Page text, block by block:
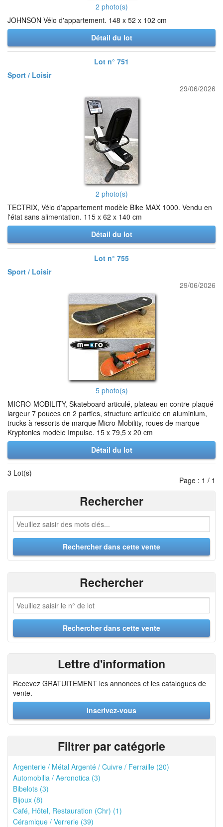
2 photo(s)
JOHNSON Vélo d'appartement. 148 x 52 x 102 cm
Détail du lot
Lot n° 751
Sport / Loisir
29/06/2026
2 photo(s)
TECTRIX, Vélo d'appartement modèle Bike MAX 1000. Vendu en
l'état sans alimentation. 115 x 62 x 140 cm
Détail du lot
Lot n° 755
Sport / Loisir
29/06/2026
5 photo(s)
MICRO-MOBILITY, Skateboard articulé, plateau en contre-plaqué
largeur 7 pouces en 2 parties, structure articulée en aluminium,
trucks à ressorts de marque Micro-Mobility, roues de marque
Kryptonics modèle Impulse. 15 x 79,5 x 20 cm
Détail du lot
3 Lot(s)
Page : 1 / 1
Rechercher
Rechercher
Lettre d'information
Recevez GRATUITEMENT les annonces et les catalogues de
vente.
Inscrivez-vous
Filtrer par catégorie
Argenterie / Métal Argenté / Cuivre / Ferraille (20)
Automobilia / Aeronotica (3)
Bibelots (3)
Bijoux (8)
Café, Hôtel, Restauration (Chr) (1)
Céramique / Verrerie (39)